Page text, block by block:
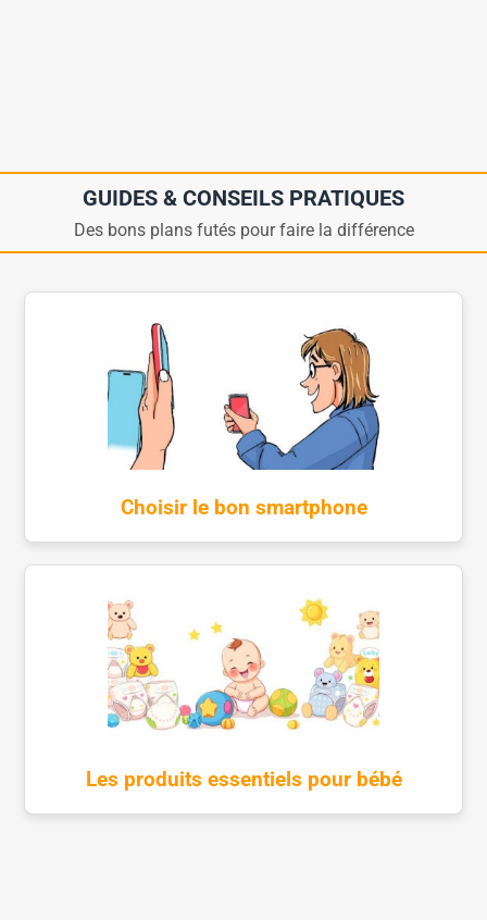
GUIDES & CONSEILS PRATIQUES
Des bons plans futés pour faire la différence
Choisir le bon smartphone
Les produits essentiels pour bébé